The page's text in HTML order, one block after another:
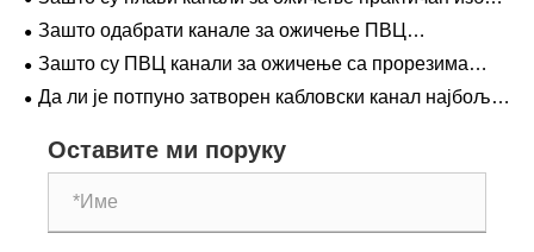
постављање каблова?
за чистије и сигурније ожичење панела?
Зашто одабрати канале за ожичење ПВЦ
сепаратора за чистије и сигурније постављање
каблова?
Зашто су ПВЦ канали за ожичење са прорезима
паметан избор за модерно управљање кабловима?
Да ли је потпуно затворен кабловски канал најбоље
ожичење
Оставите ми поруку